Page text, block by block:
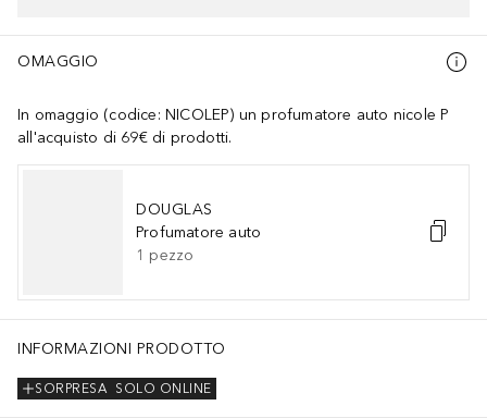
OMAGGIO
In omaggio (codice: NICOLEP) un profumatore auto nicole P
all'acquisto di 69€ di prodotti.
DOUGLAS
Profumatore auto
1 pezzo
INFORMAZIONI PRODOTTO
SOLO ONLINE
SORPRESA